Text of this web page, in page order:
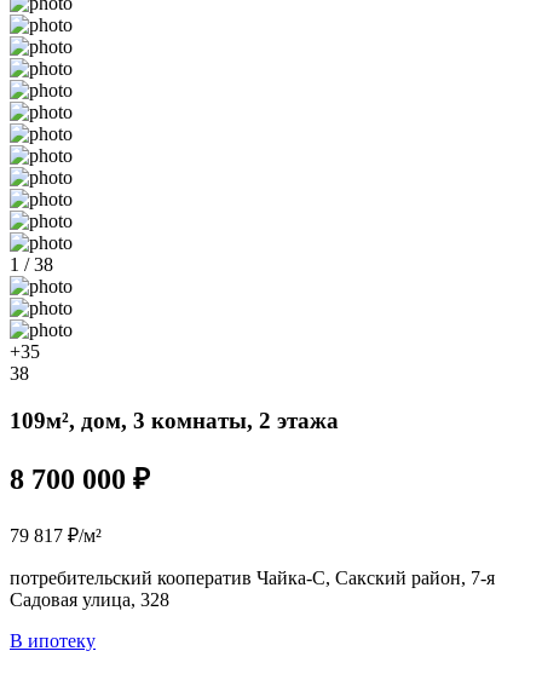
1 / 38
+35
38
109м², дом, 3 комнаты, 2 этажа
8 700 000 ₽
79 817 ₽/м²
потребительский кооператив Чайка-С, Сакский район, 7-я
Садовая улица, 328
В ипотеку